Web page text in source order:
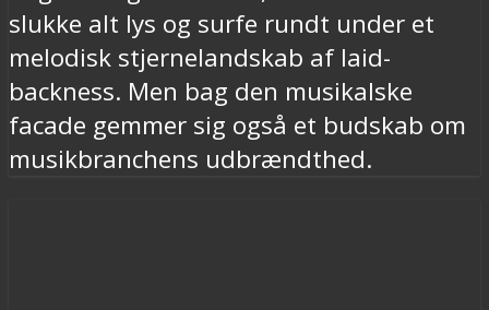
slukke alt lys og surfe rundt under et
melodisk stjernelandskab af laid-
backness. Men bag den musikalske
facade gemmer sig også et budskab om
musikbranchens udbrændthed.